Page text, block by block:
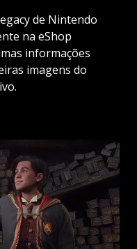
de Nintendo
na eShop
informações
imagens do